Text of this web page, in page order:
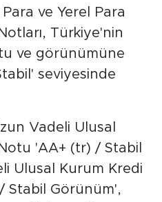
Para ve Yerel Para
Türkiye'nin
ve görünümüne
seviyesinde
Vadeli Ulusal
'AA+ (tr) / Stabil
Ulusal Kurum Kredi
Stabil Görünüm',